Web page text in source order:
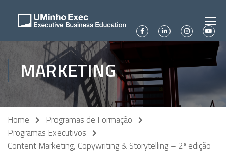
MARKETING
Home
Programas de Formação
Programas Executivos
Content Marketing, Copywriting & Storytelling – 2ª edição